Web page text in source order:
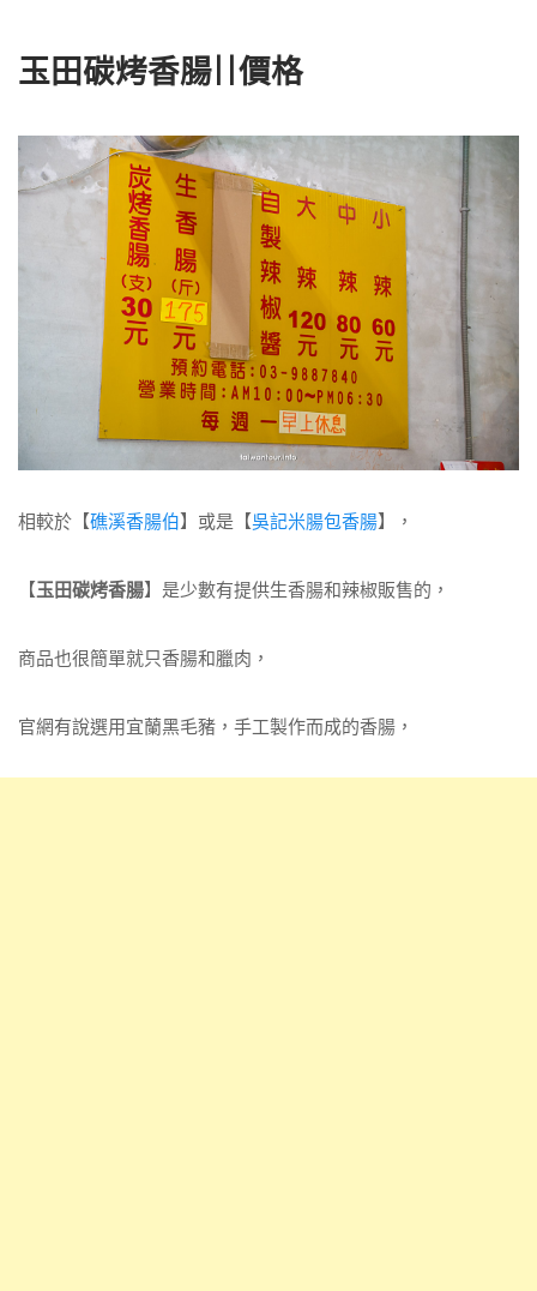
玉田碳烤香腸||價格
相較於【礁溪香腸伯】或是【吳記米腸包香腸】，
【玉田碳烤香腸】是少數有提供生香腸和辣椒販售的，
商品也很簡單就只香腸和臘肉，
官網有說選用宜蘭黑毛豬，手工製作而成的香腸，